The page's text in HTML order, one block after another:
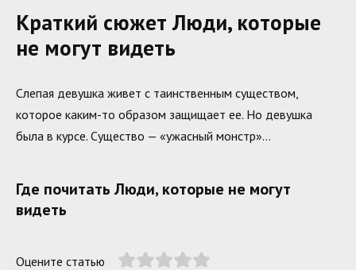
Краткий сюжет Люди, которые
не могут видеть
Слепая девушка живет с таинственным существом,
которое каким-то образом защищает ее. Но девушка
была в курсе. Существо — «ужасный монстр»…
Где почитать Люди, которые не могут
видеть
Оцените статью